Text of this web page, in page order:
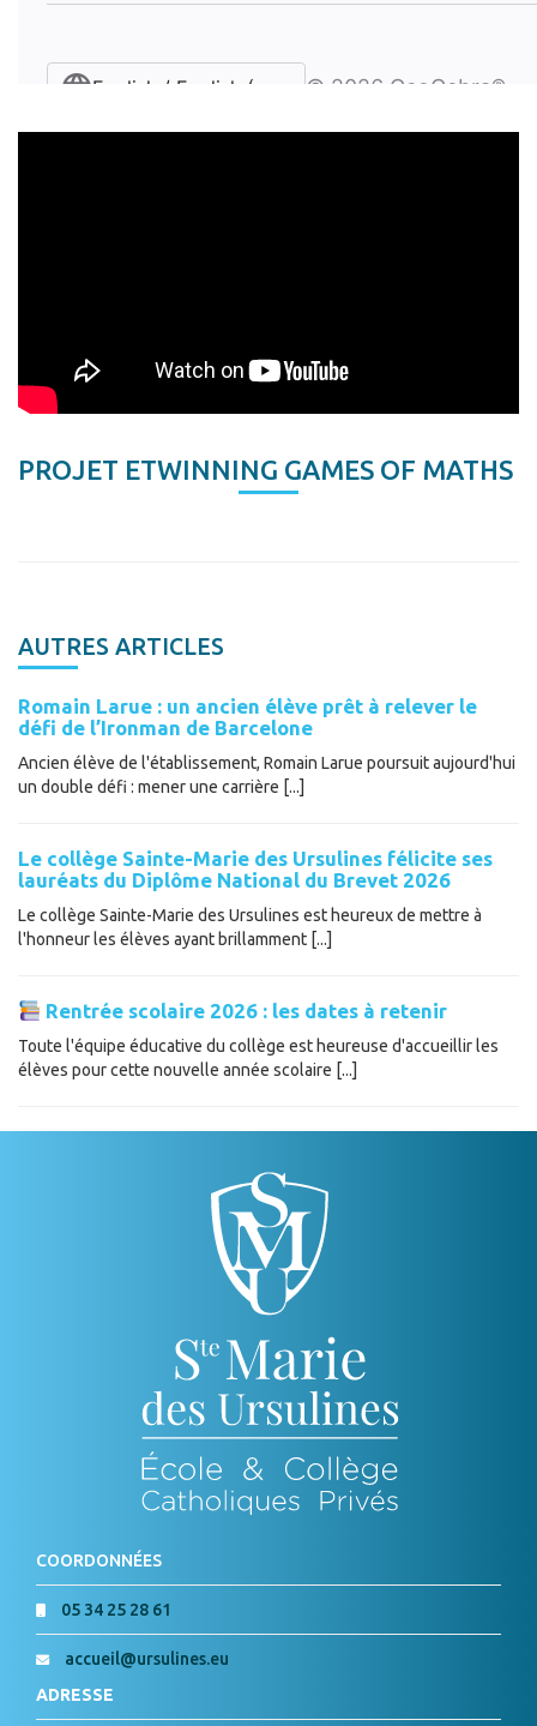
PROJET ETWINNING GAMES OF MATHS
AUTRES ARTICLES
Romain Larue : un ancien élève prêt à relever le
défi de l’Ironman de Barcelone
Ancien élève de l'établissement, Romain Larue poursuit aujourd'hui
un double défi : mener une carrière [...]
Le collège Sainte-Marie des Ursulines félicite ses
lauréats du Diplôme National du Brevet 2026
Le collège Sainte-Marie des Ursulines est heureux de mettre à
l'honneur les élèves ayant brillamment [...]
Rentrée scolaire 2026 : les dates à retenir
Toute l'équipe éducative du collège est heureuse d'accueillir les
élèves pour cette nouvelle année scolaire [...]
COORDONNÉES
05 34 25 28 61
accueil@ursulines.eu
ADRESSE